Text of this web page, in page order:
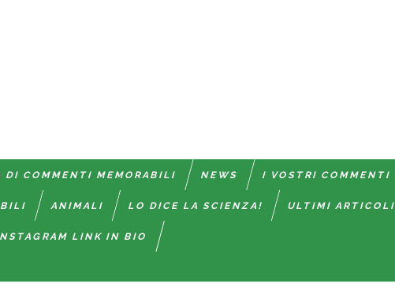
DI COMMENTI MEMORABILI NEWS I VOSTRI COMMENTI
ANIMALI LO DICE LA SCIENZA! ULTIMI ARTICOLI
LINK IN BIO